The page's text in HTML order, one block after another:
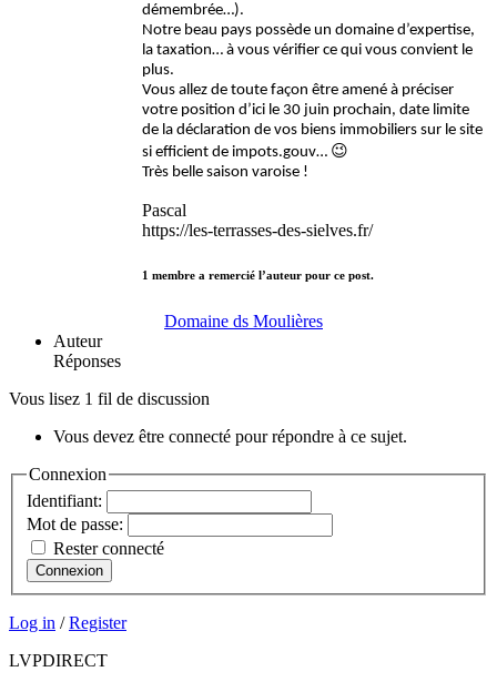
démembrée…).
Notre beau pays possède un domaine d’expertise,
la taxation… à vous vérifier ce qui vous convient le
plus.
Vous allez de toute façon être amené à préciser
votre position d’ici le 30 juin prochain, date limite
de la déclaration de vos biens immobiliers sur le site
si efficient de impots.gouv… 😉
Très belle saison varoise !
Pascal
https://les-terrasses-des-sielves.fr/
1 membre a remercié l’auteur pour ce post.
Domaine ds Moulières
Auteur
Réponses
Vous lisez 1 fil de discussion
Vous devez être connecté pour répondre à ce sujet.
Connexion
Identifiant:
Mot de passe:
Rester connecté
Connexion
Log in /Register
LVPDIRECT